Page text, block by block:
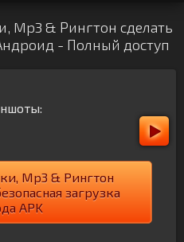
Mp3 & Рингтон сделать
- Полный доступ
Mp3 & Рингтон
загрузка
APK